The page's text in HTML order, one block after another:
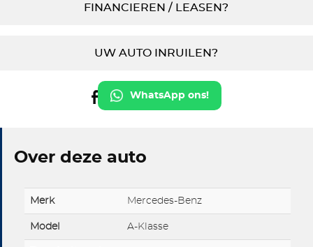
FINANCIEREN / LEASEN?
UW AUTO INRUILEN?
WhatsApp ons!
Over deze auto
Merk Mercedes-Benz
Model A-Klasse